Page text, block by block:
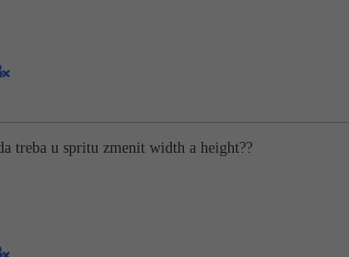
treba u spritu zmenit width a height??